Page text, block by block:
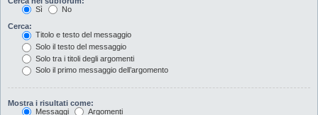
Sì
No
Cerca:
Titolo e testo del messaggio
Solo il testo del messaggio
Solo tra i titoli degli argomenti
Solo il primo messaggio dell’argomento
Mostra i risultati come:
Messaggi
Argomenti